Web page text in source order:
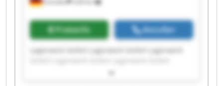
Preisinfo Anrufen
Lagerwerk GmbH Lagerwerk GmbH Lagerwerk
Lagerwerk GmbH Lagerwerk GmbH Lagerwerk